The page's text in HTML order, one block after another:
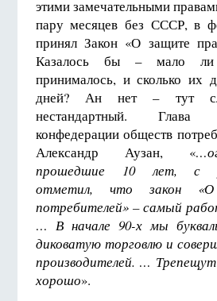
этими замечательными
пару месяцев без СССР, в
принял Закон «О защите
Казалось бы – мало ли
принималось, и сколько их
дней? Ан нет – тут
нестандартный. Глава
конфедерации обществ
Александр Аузан, «
прошедшие 10 лет, с
отметил,
что закон
потребителей» – самый
… В начале 90-х мы
диковатую торговлю и
производителей. …
хорошо».